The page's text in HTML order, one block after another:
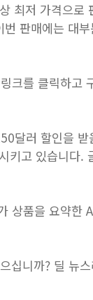
저 가격으로
판매에는 대
를 클릭하고
달러 할인을
키고 있습니다.
상품을 요약한
십니까? 딜 뉴